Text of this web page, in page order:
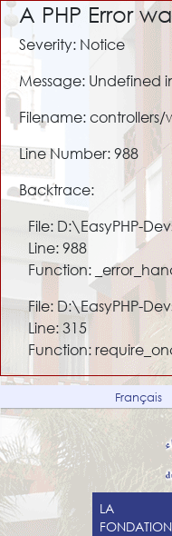
A PHP Error
Severity: Notice
Message: Undefined
Filename:
Line Number: 988
Backtrace:
File: D:\EasyPHP-
Line: 988
Function:
File: D:\EasyPHP-
Line: 315
Function:
Français
LA
FONDATION